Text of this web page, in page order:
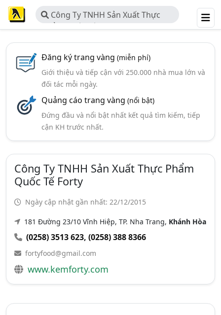
Công Ty TNHH Sản Xuất Thực
Phẩm Quốc Tế Forty
Đăng ký trang vàng (miễn phí)
Giới thiệu và tiếp cận với 250.000 nhà mua lớn và
đối tác mỗi ngày.
Quảng cáo trang vàng (nổi bật)
Đứng đầu và nổi bật nhất kết quả tìm kiếm, tiếp
cận KH trước nhất.
Công Ty TNHH Sản Xuất Thực Phẩm
Quốc Tế Forty
Ngày cập nhật gần nhất: 22/12/2015
181 Đường 23/10 Vĩnh Hiệp, TP. Nha Trang, Khánh Hòa
(0258) 3513 623, (0258) 388 8366
fortyfood@gmail.com
www.kemforty.com